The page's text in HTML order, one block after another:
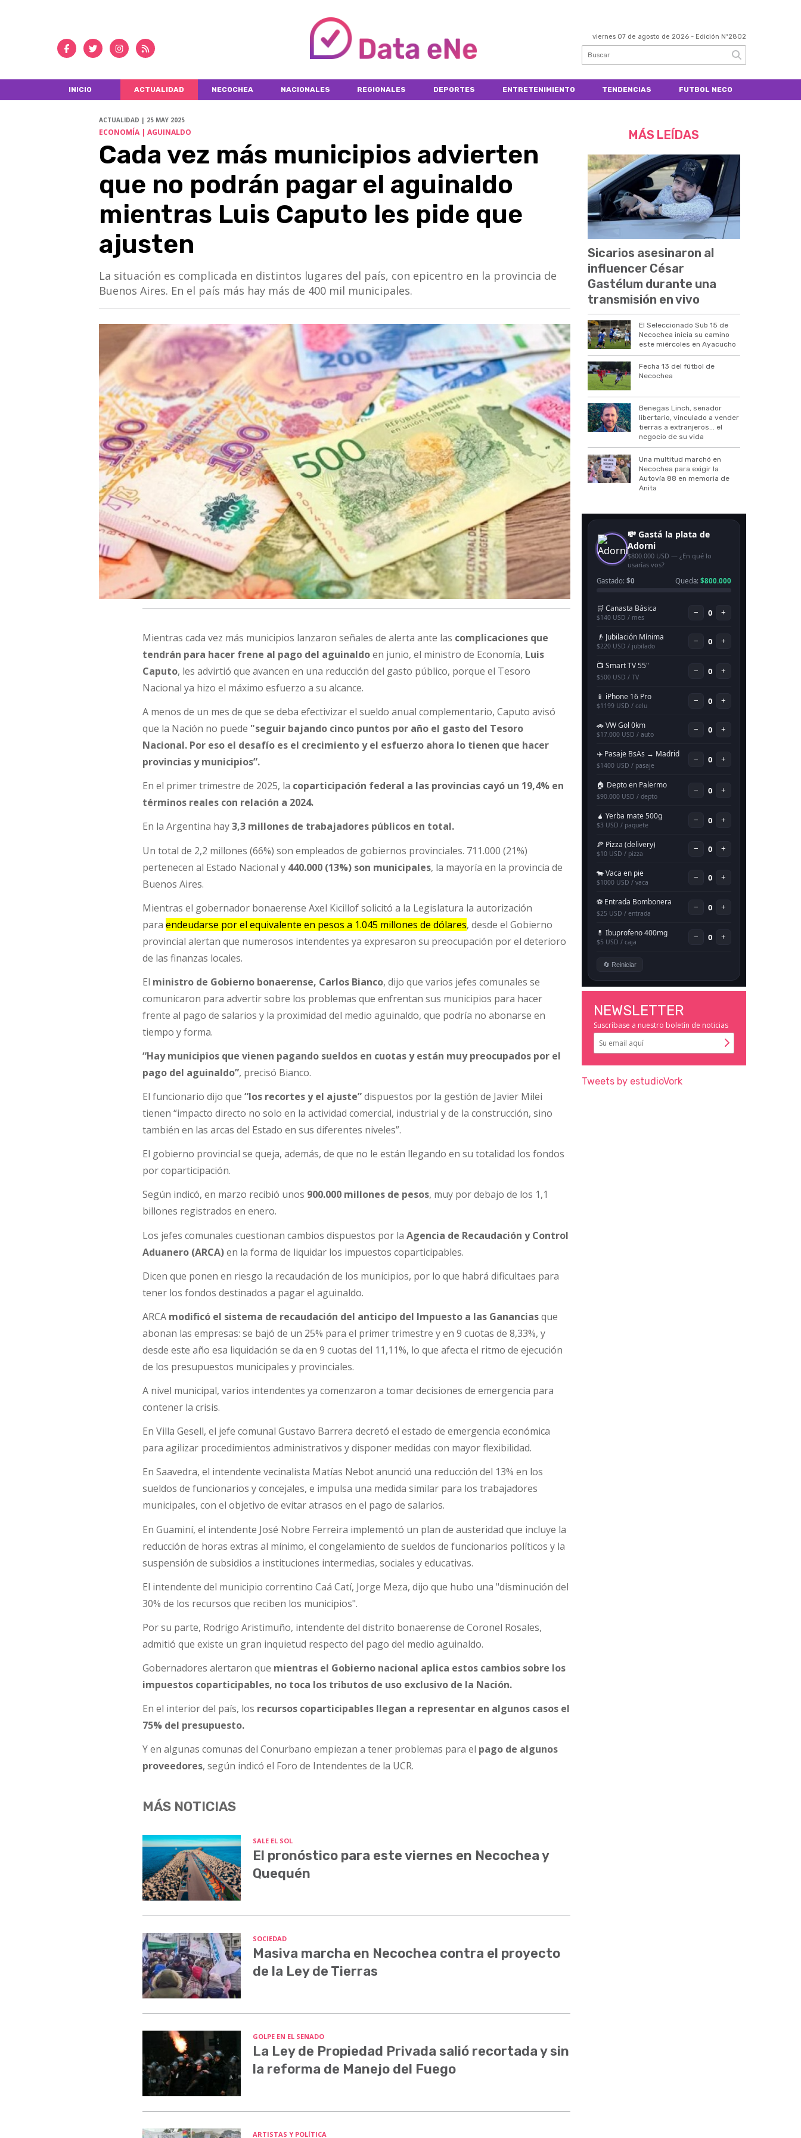
viernes 07 de agosto de 2026 - Edición Nº2802
INICIO ACTUALIDAD NECOCHEA NACIONALES REGIONALES DEPORTES ENTRETENIMIENTO TENDENCIAS FUTBOL NECO
ACTUALIDAD | 25 MAY 2025
ECONOMÍA | AGUINALDO
Cada vez más municipios advierten
que no podrán pagar el aguinaldo
mientras Luis Caputo les pide que
ajusten
La situación es complicada en distintos lugares del país, con epicentro en la provincia de
Buenos Aires. En el país más hay más de 400 mil municipales.
Mientras cada vez más municipios lanzaron señales de alerta ante las complicaciones que
tendrán para hacer frene al pago del aguinaldoen junio, el ministro de Economía, Luis
Caputo, les advirtió que avancen en una reducción del gasto público, porque el Tesoro
Nacional ya hizo el máximo esfuerzo a su alcance.
A menos de un mes de que se deba efectivizar el sueldo anual complementario, Caputo avisó
que la Nación no puede "seguir bajando cinco puntos por año el gasto del Tesoro
Nacional. Por eso el desafío es el crecimiento y el esfuerzo ahora lo tienen que hacer
provincias y municipios”.
En el primer trimestre de 2025, la coparticipación federal a las provincias cayó un 19,4% en
términos reales con relación a 2024.
En la Argentina hay3,3 millones de trabajadores públicos en total.
Un total de 2,2 millones (66%) son empleados de gobiernos provinciales. 711.000 (21%)
pertenecen al Estado Nacional y 440.000 (13%) son municipales, la mayoría en la provincia de
Buenos Aires.
Mientras el gobernador bonaerense Axel Kicillof solicitó a la Legislatura la autorización
paraendeudarse por el equivalente en pesos a 1.045 millones de dólares, desde el Gobierno
provincial alertan que numerosos intendentes ya expresaron su preocupación por el deterioro
de las finanzas locales.
El ministro de Gobierno bonaerense, Carlos Bianco, dijo que varios jefes comunales se
comunicaron para advertir sobre los problemas que enfrentan sus municipios para hacer
frente al pago de salarios y la proximidad del medio aguinaldo, que podría no abonarse en
tiempo y forma.
“Hay municipios que vienen pagando sueldos en cuotas y están muy preocupados por el
pago del aguinaldo”, precisó Bianco.
El funcionario dijo que“los recortes y el ajuste”dispuestos por la gestión de Javier Milei
tienen “impacto directo no solo en la actividad comercial, industrial y de la construcción, sino
también en las arcas del Estado en sus diferentes niveles”.
El gobierno provincial se queja, además, de que no le están llegando en su totalidad los fondos
por coparticipación.
Según indicó, en marzo recibió unos 900.000 millones de pesos, muy por debajo de los 1,1
billones registrados en enero.
Los jefes comunales cuestionan cambios dispuestos por laAgencia de Recaudación y Control
Aduanero (ARCA)en la forma de liquidar los impuestos coparticipables.
Dicen que ponen en riesgo la recaudación de los municipios, por lo que habrá dificultaes para
tener los fondos destinados a pagar el aguinaldo.
ARCA modificó el sistema de recaudación del anticipo del Impuesto a las Gananciasque
abonan las empresas: se bajó de un 25% para el primer trimestre y en 9 cuotas de 8,33%, y
desde este año esa liquidación se da en 9 cuotas del 11,11%, lo que afecta el ritmo de ejecución
de los presupuestos municipales y provinciales.
A nivel municipal, varios intendentes ya comenzaron a tomar decisiones de emergencia para
contener la crisis.
En Villa Gesell, el jefe comunal Gustavo Barrera decretó el estado de emergencia económica
para agilizar procedimientos administrativos y disponer medidas con mayor flexibilidad.
En Saavedra, el intendente vecinalista Matías Nebot anunció una reducción del 13% en los
sueldos de funcionarios y concejales, e impulsa una medida similar para los trabajadores
municipales, con el objetivo de evitar atrasos en el pago de salarios.
En Guaminí, el intendente José Nobre Ferreira implementó un plan de austeridad que incluye la
reducción de horas extras al mínimo, el congelamiento de sueldos de funcionarios políticos y la
suspensión de subsidios a instituciones intermedias, sociales y educativas.
El intendente del municipio correntino Caá Catí, Jorge Meza, dijo que hubo una "disminución del
30% de los recursos que reciben los municipios".
Por su parte, Rodrigo Aristimuño, intendente del distrito bonaerense de Coronel Rosales,
admitió que existe un gran inquietud respecto del pago del medio aguinaldo.
Gobernadores alertaron que mientras el Gobierno nacional aplica estos cambios sobre los
impuestos coparticipables, no toca los tributos de uso exclusivo de la Nación.
En el interior del país, los recursos coparticipables llegan a representar en algunos casos el
75% del presupuesto.
Y en algunas comunas del Conurbano empiezan a tener problemas para el pago de algunos
proveedores, según indicó el Foro de Intendentes de la UCR.
MÁS NOTICIAS
SALE EL SOL
El pronóstico para este viernes en Necochea y
Quequén
SOCIEDAD
Masiva marcha en Necochea contra el proyecto
de la Ley de Tierras
GOLPE EN EL SENADO
La Ley de Propiedad Privada salió recortada y sin
la reforma de Manejo del Fuego
ARTISTAS Y POLÍTICA
MÁS LEÍDAS
Sicarios asesinaron al
influencer César
Gastélum durante una
transmisión en vivo
El Seleccionado Sub 15 de
Necochea inicia su camino
este miércoles en Ayacucho
Fecha 13 del fútbol de
Necochea
Benegas Linch, senador
libertario, vinculado a vender
tierras a extranjeros... el
negocio de su vida
Una multitud marchó en
Necochea para exigir la
Autovía 88 en memoria de
Anita
NEWSLETTER
Suscríbase a nuestro boletín de noticias
Tweets by estudioVork